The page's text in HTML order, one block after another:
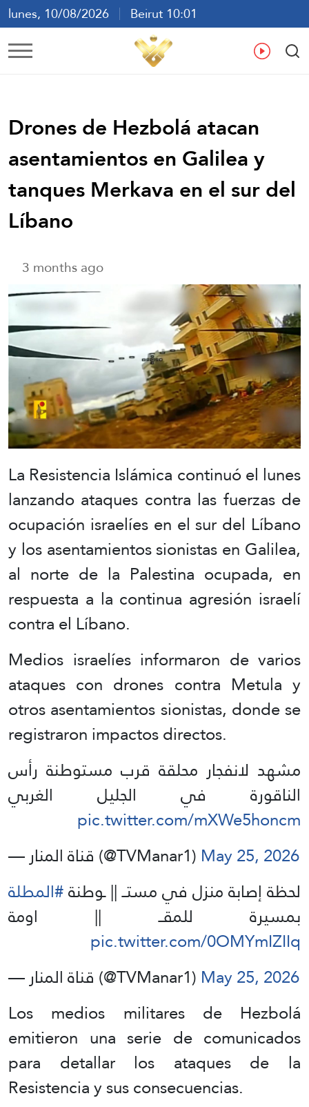
lunes, 10/08/2026
Beirut 10:01
ع En
Drones de Hezbolá atacan
asentamientos en Galilea y
tanques Merkava en el sur del
Líbano
3 months ago
La Resistencia Islámica continuó el lunes
lanzando ataques contra las fuerzas de
ocupación israelíes en el sur del Líbano
y los asentamientos sionistas en Galilea,
al norte de la Palestina ocupada, en
respuesta a la continua agresión israelí
contra el Líbano.
Medios israelíes informaron de varios
ataques con drones contra Metula y
otros asentamientos sionistas, donde se
registraron impactos directos.
مشهد لانفجار محلقة قرب مستوطنة رأس
الناقورة في الجليل الغربي
pic.twitter.com/mXWe5honcm
— قناة المنار (@TVManar1) May 25, 2026
لحظة إصابة منزل في مستــ || ـوطنة#المطلة
بمسيرة للمقــ || اومة
pic.twitter.com/0OMYmIZIIq
— قناة المنار (@TVManar1) May 25, 2026
Los medios militares de Hezbolá
emitieron una serie de comunicados
para detallar los ataques de la
Resistencia y sus consecuencias.